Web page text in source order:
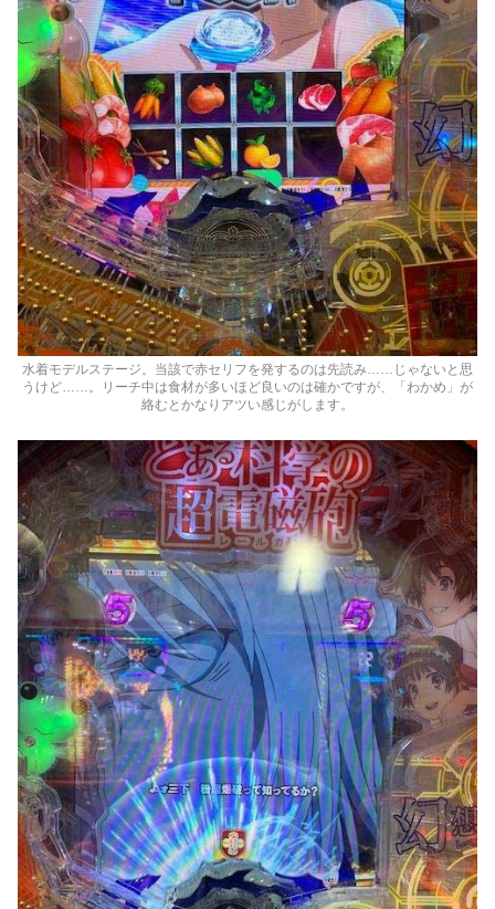
水着モデルステージ。当該で赤セリフを発するのは先読み……じゃないと思
うけど……。リーチ中は食材が多いほど良いのは確かですが、「わかめ」が
絡むとかなりアツい感じがします。